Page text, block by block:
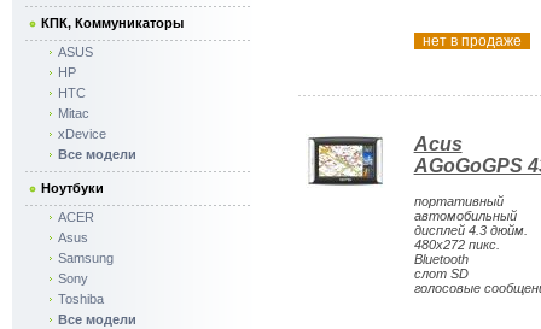
нет в продаже
Acus
AGoGoGPS
портативный
автомобильный
дисплей 4.3 дюйм.
480x272 пикс.
Bluetooth
слот SD
голосовые
КПК, Коммуникаторы
ASUS
HP
HTC
Mitac
xDevice
Все модели
Ноутбуки
ACER
Asus
Samsung
Sony
Toshiba
Все модели